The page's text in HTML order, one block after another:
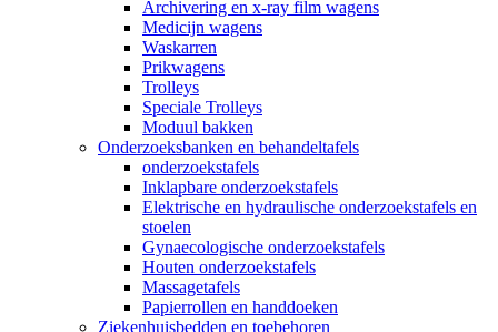
Archivering en x-ray film wagens
Medicijn wagens
Waskarren
Prikwagens
Trolleys
Speciale Trolleys
Moduul bakken
Onderzoeksbanken en behandeltafels
onderzoekstafels
Inklapbare onderzoekstafels
Elektrische en hydraulische onderzoekstafels en
stoelen
Gynaecologische onderzoekstafels
Houten onderzoekstafels
Massagetafels
Papierrollen en handdoeken
Ziekenhuisbedden en toebehoren